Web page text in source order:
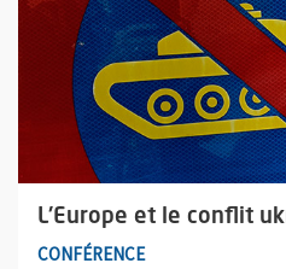
L'Europe et le conflit
CONFÉRENCE